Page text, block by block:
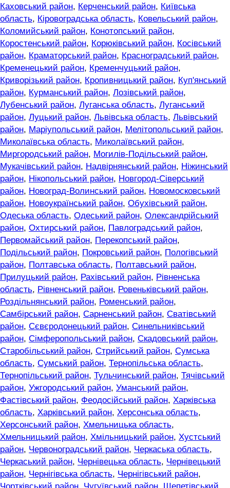
Каховський район, Керченський район, Київська
область, Кіровоградська область, Ковельський район,
Коломийський район, Конотопський район,
Коростенський район, Корюківський район, Косівський
район, Краматорський район, Красноградський район,
Кременецький район, Кременчуцький район,
Криворізький район, Кропивницький район, Куп'янський
район, Курманський район, Лозівський район,
Лубенський район, Луганська область, Луганський
район, Луцький район, Львівська область, Львівський
район, Маріупольський район, Мелітопольський район,
Миколаївська область, Миколаївський район,
Миргородський район, Могилів-Подільський район,
Мукачівський район, Надвірнянський район, Ніжинський
район, Нікопольський район, Новгород-Сіверський
район, Новоград-Волинський район, Новомосковський
район, Новоукраїнський район, Обухівський район,
Одеська область, Одеський район, Олександрійський
район, Охтирський район, Павлоградський район,
Первомайський район, Перекопський район,
Подільський район, Покровський район, Пологівський
район, Полтавська область, Полтавський район,
Прилуцький район, Рахівський район, Рівненська
область, Рівненський район, Ровеньківський район,
Роздільнянський район, Роменський район,
Самбірський район, Сарненський район, Сватівський
район, Сєвєродонецький район, Синельниківський
район, Сімферопольський район, Скадовський район,
Старобільський район, Стрийський район, Сумська
область, Сумський район, Тернопільська область,
Тернопільський район, Тульчинський район, Тячівський
район, Ужгородський район, Уманський район,
Фастівський район, Феодосійський район, Харківська
область, Харківський район, Херсонська область,
Херсонський район, Хмельницька область,
Хмельницький район, Хмільницький район, Хустський
район, Червоноградський район, Черкаська область,
Черкаський район, Чернівецька область, Чернівецький
район, Чернігівська область, Чернігівський район,